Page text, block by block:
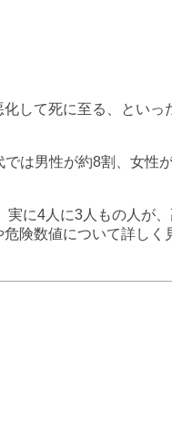
して死に至る、とい
は男性が約8割、女性
に4人に3人もの人が
険数値について詳しく